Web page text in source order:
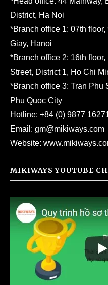
District, Ha Noi
*Branch office 1: 07th
Giay, Hanoi
*Branch office 2: 16th
Street, District 1, Ho Chi
*Branch office 3: Tran Phu
Phu Quoc City
Hotline: +84 (0) 9877
Email: gm@mikiways.com
Website:
MIKIWAYS YOUTUBE